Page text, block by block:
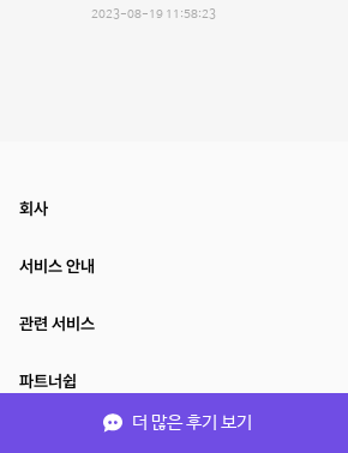
2023-08-19 11:58:23
더 많은 후기 보기
회사
서비스 안내
관련 서비스
파트너쉽
서비스 제공 국가